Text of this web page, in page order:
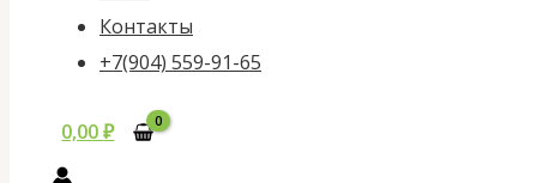
Контакты
+7(904) 559-91-65
0,00₽